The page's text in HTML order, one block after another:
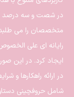
در شصت و سه درصد
متخصصان را می طلبد
رایانه ای علی
ایجاد کرد. در این
در ارائه راهکارها و
شامل حروفچینی